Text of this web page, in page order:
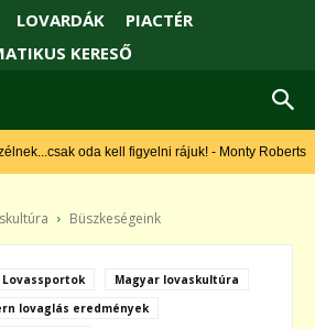
LOVARDÁK
PIACTÉR
KERESŐ
oda kell figyelni rájuk! - Monty Roberts
Büszkeségeink
Lovassportok
Magyar lovaskultúra
lovaglás eredmények